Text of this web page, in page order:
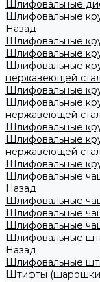
Шлифовальные
Шлифовальные
Назад
Шлифовальные
Шлифовальные
Шлифовальные
нержавеющей
Шлифовальные
Шлифовальные
нержавеющей
Шлифовальные
Шлифовальные
нержавеющей
Шлифовальные
Шлифовальные
Назад
Шлифовальные
Шлифовальные
Шлифовальные
Шлифовальные
Назад
Шлифовальные
Штифты